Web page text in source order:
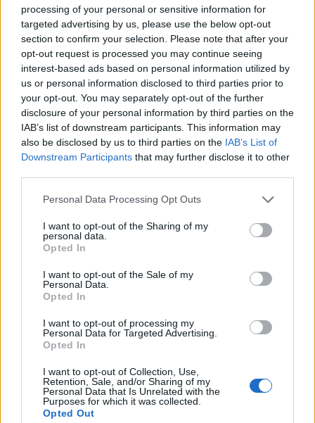
processing of your personal or sensitive information for
targeted advertising by us, please use the below opt-out
section to confirm your selection. Please note that after your
opt-out request is processed you may continue seeing
interest-based ads based on personal information utilized by
us or personal information disclosed to third parties prior to
your opt-out. You may separately opt-out of the further
disclosure of your personal information by third parties on the
IAB’s list of downstream participants. This information may
also be disclosed by us to third parties on the IAB’s List of
Downstream Participants that may further disclose it to other
Personal Data Processing Opt Outs
I want to opt-out of the Sharing of my
personal data.
Opted In
I want to opt-out of the Sale of my
Personal Data.
Opted In
I want to opt-out of processing my
Personal Data for Targeted Advertising.
Opted In
I want to opt-out of Collection, Use,
Retention, Sale, and/or Sharing of my
Personal Data that Is Unrelated with the
Purposes for which it was collected.
Opted Out
Lille hyggelig gårdhave og isbutik i
Andre læser også